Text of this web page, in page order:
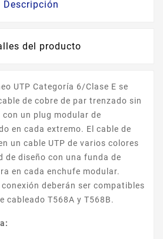
Descripción
del producto
UTP Categoría 6/Clase E se
de cobre de par trenzado sin
con un plug modular de
en cada extremo. El cable de
un cable UTP de varios colores
de diseño con una funda de
en cada enchufe modular.
deberán ser compatibles
cableado T568A y T568B.